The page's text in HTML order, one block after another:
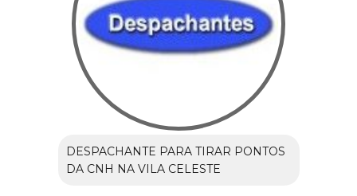
DESPACHANTE PARA TIRAR PONTOS
DA CNH NA VILA CELESTE